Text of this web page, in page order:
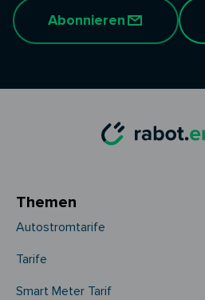
Abonnieren
Themen
Autostromtarife
Tarife
Smart Meter Tarif